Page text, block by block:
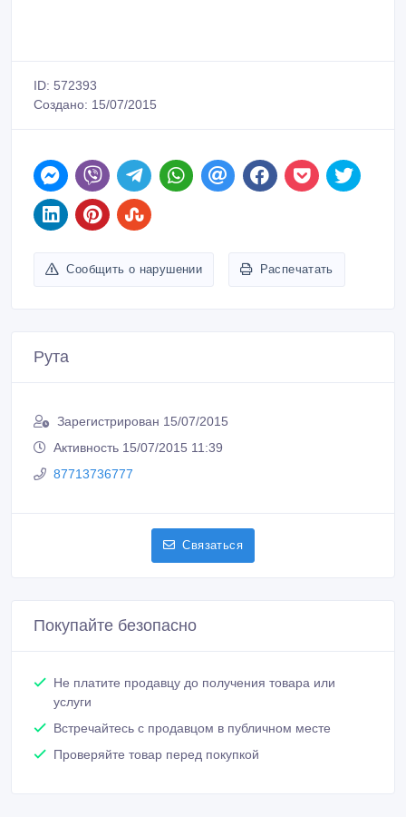
ID: 572393
Создано: 15/07/2015
Сообщить о нарушении Распечатать
Рута
Зарегистрирован 15/07/2015
Активность 15/07/2015 11:39
87713736777
Связаться
Покупайте безопасно
Не платите продавцу до получения товара или
услуги
Встречайтесь с продавцом в публичном месте
Проверяйте товар перед покупкой